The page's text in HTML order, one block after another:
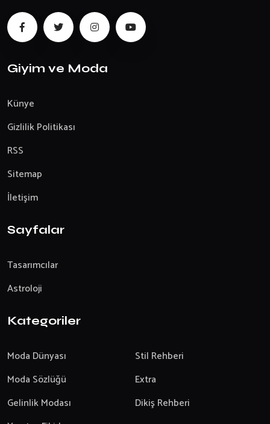
Giyim ve Moda
Künye
Gizlilik Politikası
RSS
Sitemap
İletişim
Sayfalar
Tasarımcılar
Astroloji
Kategoriler
Moda Dünyası
Stil Rehberi
Moda Sözlüğü
Extra
Gelinlik Modası
Dikiş Rehberi